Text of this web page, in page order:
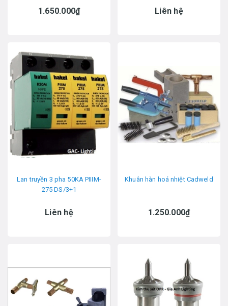
1.650.000₫ Liên hệ
Lan truyền 3 pha 50KA PIIIM-
275 DS/3+1
Liên hệ
Khuân hàn hoá nhiệt Cadweld
1.250.000₫